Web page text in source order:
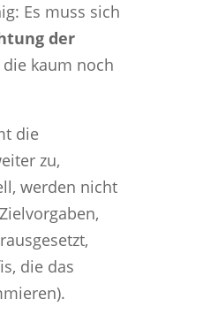
Es muss sich
der
kaum noch
die
zu,
werden nicht
die das